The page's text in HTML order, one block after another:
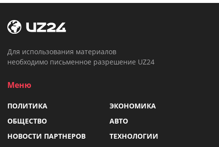
Для использования материалов
необходимо письменное разрешение UZ24
Меню
ПОЛИТИКА
ЭКОНОМИКА
ОБЩЕСТВО
АВТО
НОВОСТИ ПАРТНЕРОВ
ТЕХНОЛОГИИ